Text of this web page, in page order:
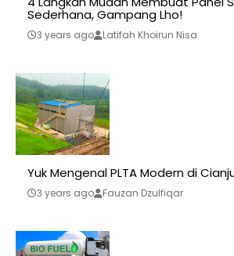
Sederhana, Gampang Lho!
3 years ago Latifah Khoirun Nisa
Yuk Mengenal PLTA Modern di
3 years ago Fauzan Dzulfiqar